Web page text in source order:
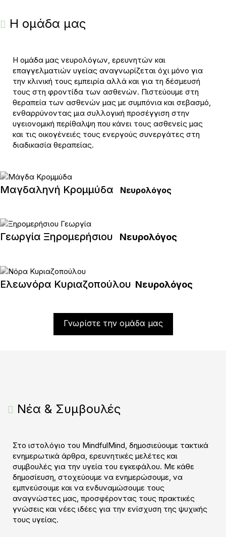
Η ομάδα μας
Η ομάδα μας νευρολόγων, ερευνητών και
επαγγελματιών υγείας αναγνωρίζεται όχι μόνο για
την κλινική τους εμπειρία αλλά και για τη δέσμευσή
τους στη φροντίδα των ασθενών. Πιστεύουμε στη
θεραπεία των ασθενών μας με συμπόνια και σεβασμό,
ενθαρρύνοντας μια συλλογική προσέγγιση στην
υγειονομική περίθαλψη που κάνει τους ασθενείς μας
και τις οικογένειές τους ενεργούς συνεργάτες στη
διαδικασία θεραπείας.
Μαγδαληνή Κρομμύδα Νευρολόγος
Γεωργία Ξηρομερήσιου Νευρολόγος
Ελεωνόρα Κυριαζοπούλου Νευρολόγος
Γνωρίστε την ομάδα μας
Νέα & Συμβουλές
Στο ιστολόγιο του MindfulMind, δημοσιεύουμε τακτικά
ενημερωτικά άρθρα, ερευνητικές μελέτες και
συμβουλές για την υγεία του εγκεφάλου. Με κάθε
δημοσίευση, στοχεύουμε να ενημερώσουμε, να
εμπνεύσουμε και να ενδυναμώσουμε τους
αναγνώστες μας, προσφέροντας τους πρακτικές
γνώσεις και νέες ιδέες για την ενίσχυση της ψυχικής
τους υγείας.